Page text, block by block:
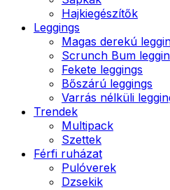
Hajkiegészítők
Leggings
Magas derekú
Scrunch Bum
Fekete leggings
Bőszárú leggings
Varrás nélküli
Trendek
Multipack
Szettek
Férfi ruházat
Pulóverek
Dzsekik